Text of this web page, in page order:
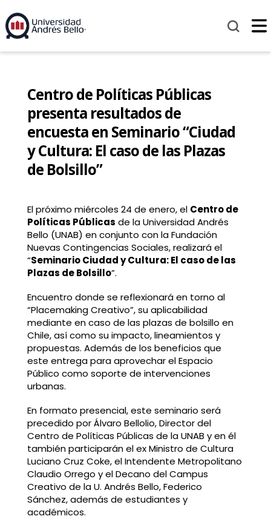
Centro de Políticas Públicas
presenta resultados de
encuesta en Seminario “Ciudad
y Cultura: El caso de las Plazas
de Bolsillo”
El próximo miércoles 24 de enero, el Centro de
Políticas Públicas de la Universidad Andrés
Bello (UNAB) en conjunto con la Fundación
Nuevas Contingencias Sociales, realizará el
“Seminario Ciudad y Cultura: El caso de las
Plazas de Bolsillo”.
Encuentro donde se reflexionará en torno al
“Placemaking Creativo”, su aplicabilidad
mediante en caso de las plazas de bolsillo en
Chile, así como su impacto, lineamientos y
propuestas. Además de los beneficios que
este entrega para aprovechar el Espacio
Público como soporte de intervenciones
urbanas.
En formato presencial, este seminario será
precedido por Álvaro Bellolio, Director del
Centro de Políticas Públicas de la UNAB y en él
también participarán el ex Ministro de Cultura
Luciano Cruz Coke, el Intendente Metropolitano
Claudio Orrego y el Decano del Campus
Creativo de la U. Andrés Bello, Federico
Sánchez, además de estudiantes y
académicos.